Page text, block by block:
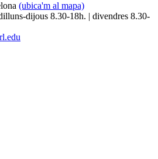
(ubica'm al mapa)
dijous 8.30-18h. | divendres 8.30-